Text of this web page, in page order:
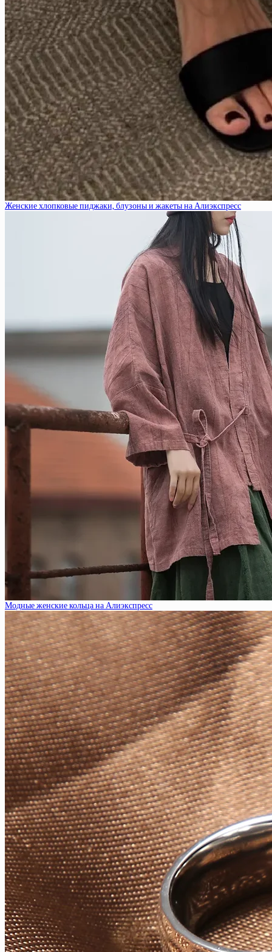
Женские хлопковые пиджаки, блузоны и жакеты на Алиэкспресс
Модные женские кольца на Алиэкспресс